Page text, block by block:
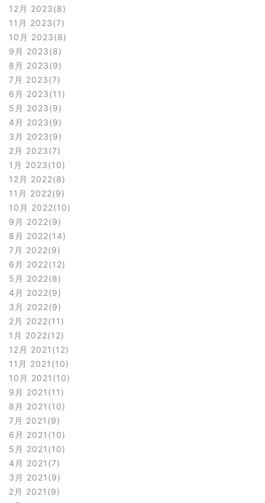
12月 2023 8
11月 2023 7
10月 2023 8
9月 2023 8
8月 2023 9
7月 2023 7
6月 2023 11
5月 2023 9
4月 2023 9
3月 2023 9
2月 2023 7
1月 2023 10
12月 2022 8
11月 2022 9
10月 2022 10
9月 2022 9
8月 2022 14
7月 2022 9
6月 2022 12
5月 2022 8
4月 2022 9
3月 2022 9
2月 2022 11
1月 2022 12
12月 2021 12
11月 2021 10
10月 2021 10
9月 2021 11
8月 2021 10
7月 2021 9
6月 2021 10
5月 2021 10
4月 2021 7
3月 2021 9
2月 2021 9